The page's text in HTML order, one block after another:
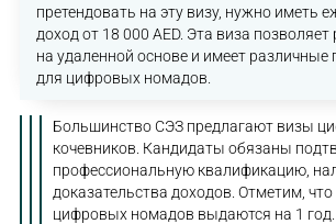
претендовать на эту визу, нужно иметь
доход от 18 000 AED. Эта виза
на удаленной основе и имеет различные
для цифровых номадов.
Большинство СЭЗ предлагают визы
кочевников. Кандидаты обязаны
профессиональную квалификацию,
доказательства доходов. Отметим,
цифровых номадов выдаются на 1 год.